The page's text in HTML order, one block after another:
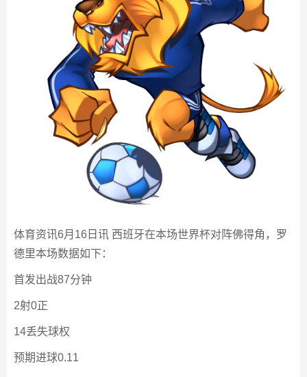
体育资讯6月16日讯 西班牙在本场世界杯对阵佛得角，罗
德里本场数据如下：
首发出战87分钟
2射0正
14丢失球权
预期进球0.11